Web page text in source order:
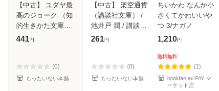
【中古】 ユダヤ最
高のジョーク （知
的生きかた文庫） /
ザルチア ラントマ
ール便送料無料】
441円
(0)
もったいない本舗
【中古】 架空通貨
（講談社文庫） /
池井戸 潤 / 講談社
[文庫]【メール便送
261円
(0)
もったいない本舗
ちいかわ なんか小
さくてかわいいや
つ 3/ナガノ
1,210円
送料無料
(1)
bookfan au PAY マ
ーケット店